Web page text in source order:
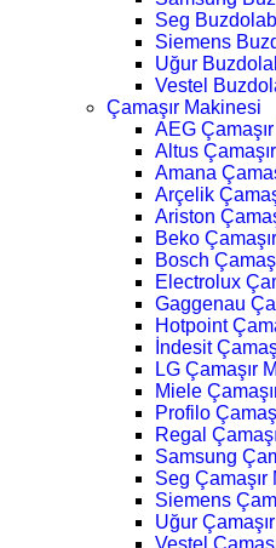
Seg
Siemens
Uğur
Vestel
Çamaşır Makinesi
AEG
Altus
Amana
Arçelik
Ariston
Beko
Bosch
Electrolux
Gaggenau
Hotpoint
İndesit
LG Çamaşır
Miele
Profilo
Regal
Samsung
Seg
Siemens
Uğur
Vestel